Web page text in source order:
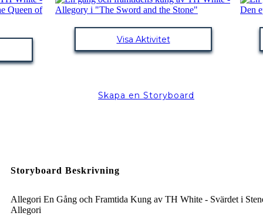
Visa Aktivitet
Skapa en Storyboard
Storyboard Beskrivning
Allegori En Gång och Framtida Kung av TH White - Svärdet i
Allegori